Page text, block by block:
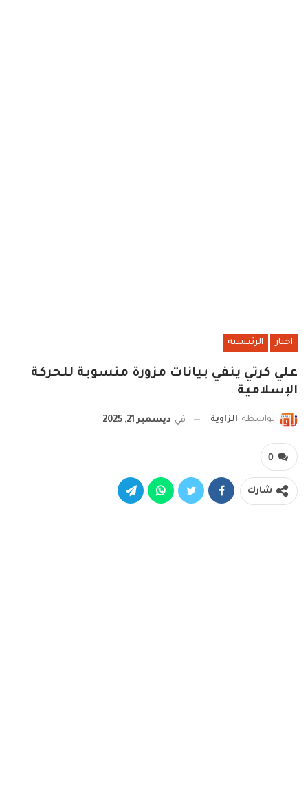
اخبار الرئيسية
علي كرتي ينفي بيانات مزورة منسوبة للحركة
الإسلامية
بواسطة الزاوية في ديسمبر 21, 2025
0
شارك